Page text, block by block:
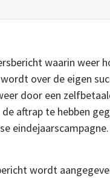
waarin weer
over de eigen
door een
aftrap te hebben
eindejaarscampagne.
wordt